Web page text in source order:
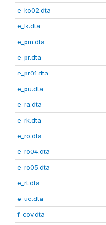
e_ko02.dta
e_lk.dta
e_pm.dta
e_pr.dta
e_pr01.dta
e_pu.dta
e_ra.dta
e_rk.dta
e_ro.dta
e_ro04.dta
e_ro05.dta
e_rt.dta
e_uc.dta
f_cov.dta